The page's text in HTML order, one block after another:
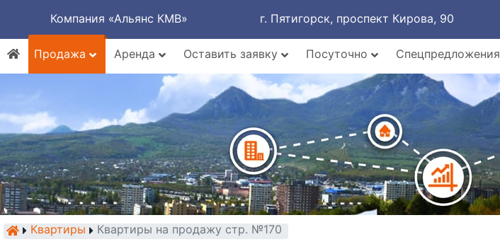
Компания «Альянс КМВ» г. Пятигорск, проспект Кирова, 90
Продажа
Аренда Оставить заявку Посуточно Спецпредложения
Квартиры Квартиры на продажу стр. №170